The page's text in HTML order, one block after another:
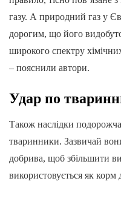
газу. А природний газ у
дорогим, що його
широкого спектру
– пояснили автори.
Удар по
Також наслідки
тваринники. Зазвичай
добрива, щоб збільшити
використовується як корм